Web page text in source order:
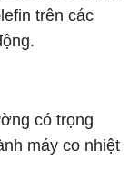
trên các
có trọng
máy co nhiệt